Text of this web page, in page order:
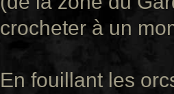
crocheter à un
En fouillant les